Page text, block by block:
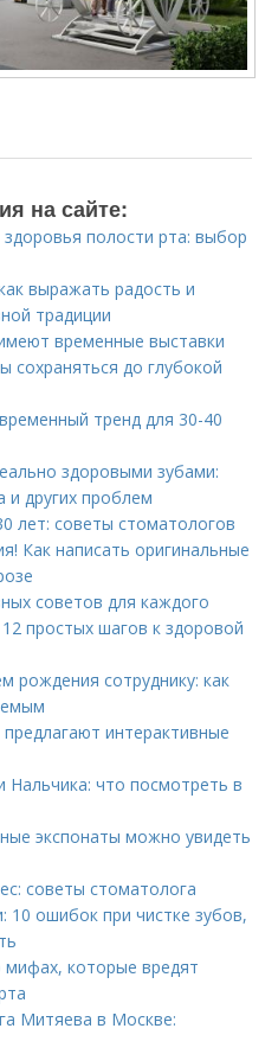
на сайте:
полости рта: выбор
выражать радость и
традиции
временные выставки
до глубокой
тренд для 30-40
здоровыми зубами:
других проблем
лет: советы стоматологов
Как написать оригинальные
советов для каждого
простых шагов к здоровой
рождения сотруднику: как
интерактивные
Нальчика: что посмотреть в
экспонаты можно увидеть
советы стоматолога
10 ошибок при чистке зубов,
мифах, которые вредят
Митяева в Москве: